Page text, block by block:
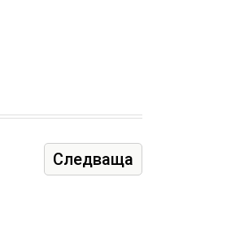
Следваща